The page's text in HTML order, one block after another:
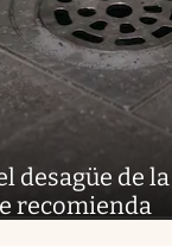
desagüe de la
recomienda